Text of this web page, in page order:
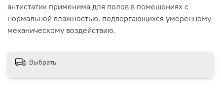
антистатик применима для полов в помещениях с
нормальной влажностью, подвергающихся умеренному
механическому воздействию.
Выбрать